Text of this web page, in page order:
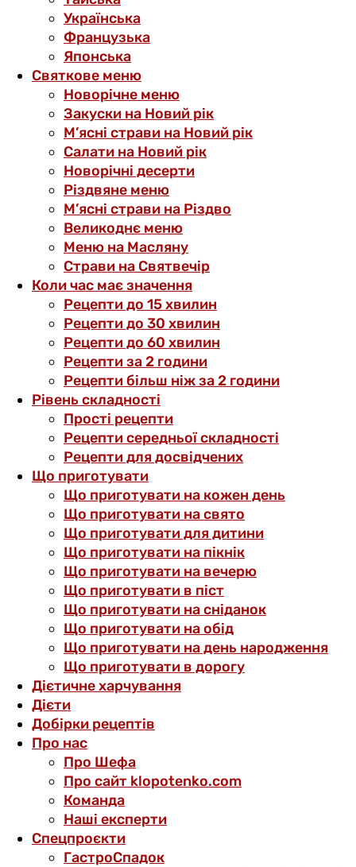
Українська
Французька
Японська
Святкове меню
Новорічне меню
Закуски на Новий рік
М’ясні страви на Новий рік
Салати на Новий рік
Новорічні десерти
Різдвяне меню
М’ясні страви на Різдво
Великоднє меню
Меню на Масляну
Страви на Святвечір
Коли час має значення
Рецепти до 15 хвилин
Рецепти до 30 хвилин
Рецепти до 60 хвилин
Рецепти за 2 години
Рецепти більш ніж за 2 години
Рівень складності
Прості рецепти
Рецепти середньої складності
Рецепти для досвідчених
Що приготувати
Що приготувати на кожен день
Що приготувати на свято
Що приготувати для дитини
Що приготувати на пікнік
Що приготувати на вечерю
Що приготувати в піст
Що приготувати на сніданок
Що приготувати на обід
Що приготувати на день народження
Що приготувати в дорогу
Дієтичне харчування
Дієти
Добірки рецептів
Про нас
Про Шефа
Про сайт klopotenko.com
Команда
Наші експерти
Спецпроєкти
ГастроСпадок